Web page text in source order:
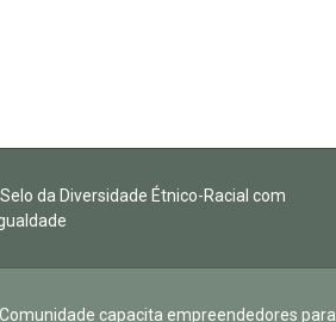
da Diversidade Étnico-Racial com
capacita empreendedores para